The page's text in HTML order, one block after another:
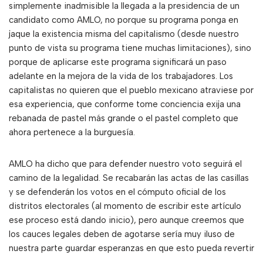
simplemente inadmisible la llegada a la presidencia de un
candidato como AMLO, no porque su programa ponga en
jaque la existencia misma del capitalismo (desde nuestro
punto de vista su programa tiene muchas limitaciones), sino
porque de aplicarse este programa significará un paso
adelante en la mejora de la vida de los trabajadores. Los
capitalistas no quieren que el pueblo mexicano atraviese por
esa experiencia, que conforme tome conciencia exija una
rebanada de pastel más grande o el pastel completo que
ahora pertenece a la burguesía.
AMLO ha dicho que para defender nuestro voto seguirá el
camino de la legalidad. Se recabarán las actas de las casillas
y se defenderán los votos en el cómputo oficial de los
distritos electorales (al momento de escribir este artículo
ese proceso está dando inicio), pero aunque creemos que
los cauces legales deben de agotarse sería muy iluso de
nuestra parte guardar esperanzas en que esto pueda revertir